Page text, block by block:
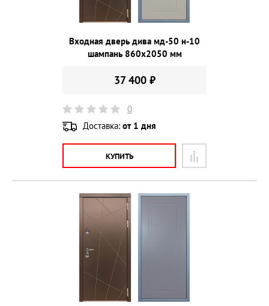
Входная дверь дива мд-50 н-10
шампань 860х2050 мм
37 400 ₽
0
Доставка: от 1 дня
КУПИТЬ